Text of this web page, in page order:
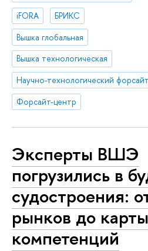
iFORA
БРИКС
Вышка глобальная
Вышка технологическая
Научно-технологический форсайт
Форсайт-центр
Эксперты ВШЭ
погрузились в
судостроения:
рынков до карты
компетенций